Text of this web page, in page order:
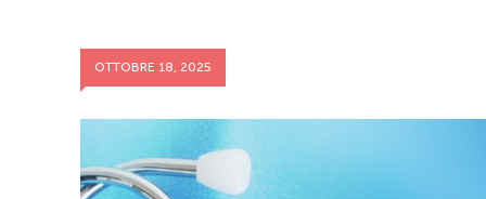
OTTOBRE 18, 2025